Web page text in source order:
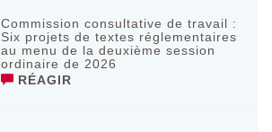
Commission consultative de travail :
Six projets de textes réglementaires
au menu de la deuxième session
ordinaire de 2026
RÉAGIR